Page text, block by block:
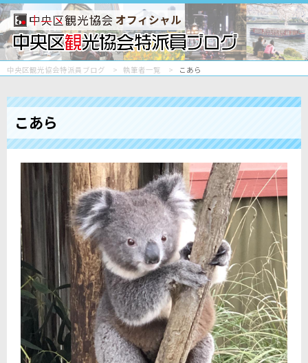
オフィシャル
中央区観光協会特派員ブログ 執筆者一覧 こあら
こあら